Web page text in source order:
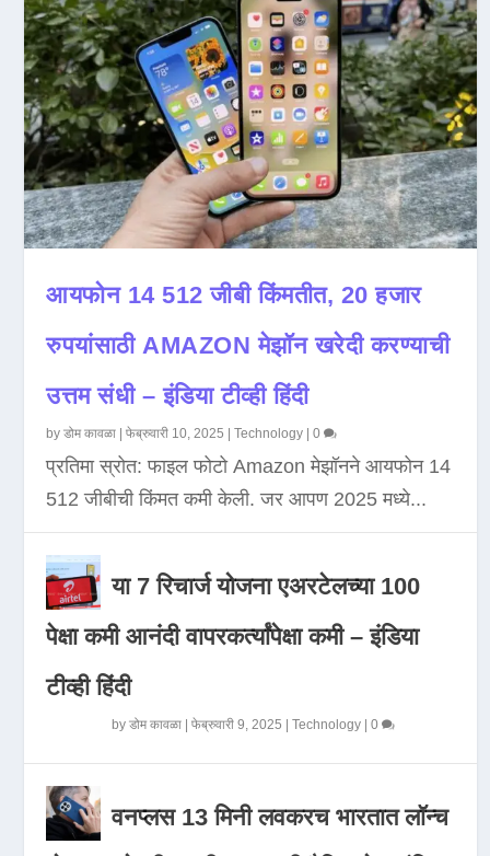
आयफोन 14 512 जीबी किंमतीत, 20 हजार
रुपयांसाठी AMAZON मेझॉन खरेदी करण्याची
उत्तम संधी – इंडिया टीव्ही हिंदी
byडोम कावळा |फेब्रुवारी 10, 2025 |Technology |0
प्रतिमा स्रोत: फाइल फोटो Amazon मेझॉनने आयफोन 14
512 जीबीची किंमत कमी केली. जर आपण 2025 मध्ये...
या 7 रिचार्ज योजना एअरटेलच्या 100
पेक्षा कमी आनंदी वापरकर्त्यांपेक्षा कमी – इंडिया
टीव्ही हिंदी
byडोम कावळा |फेब्रुवारी 9, 2025 |Technology |0
वनप्लस 13 मिनी लवकरच भारतात लॉन्च